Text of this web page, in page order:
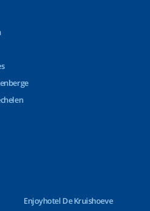
Enjoyhotel De Kruishoeve